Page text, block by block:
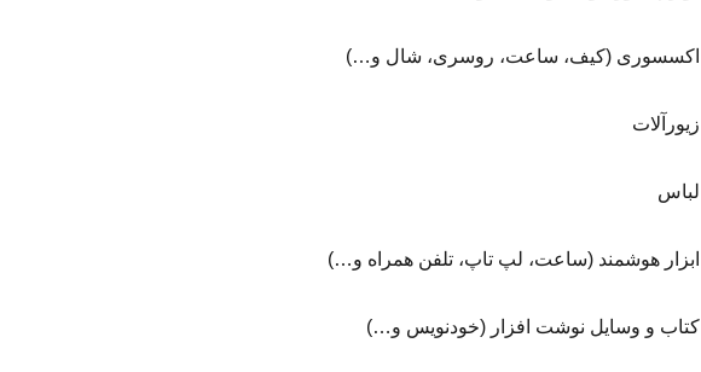
اکسسوری (کیف، ساعت، روسری، شال و…)
زیورآلات
لباس
ابزار هوشمند (ساعت، لپ تاپ، تلفن همراه و…)
کتاب و وسایل نوشت افزار (خودنویس و…)